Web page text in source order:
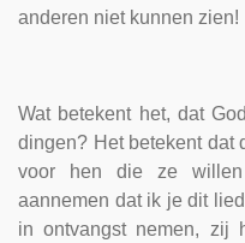
anderen niet kunnen zien!
Wat betekent het, dat
dingen? Het betekent dat
voor hen die ze
aannemen dat ik je dit
in ontvangst nemen, zij